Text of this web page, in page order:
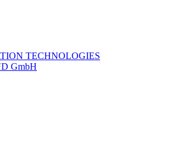
TECHNOLOGIES
GmbH